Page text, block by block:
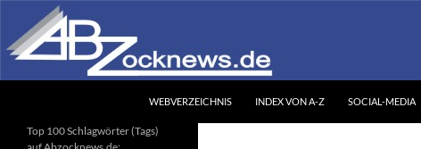
Inhalt
springen
WEBVERZEICHNIS INDEX VON A-Z SOCIAL-MEDIA
Ihr unabhängiges
Top 100 Schlagwörter (Tags)